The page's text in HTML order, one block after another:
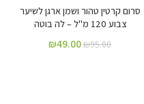
סרום קרטין טהור ושמן ארגן לשיער
צבוע 120 מ"ל – לה בוטה
₪95.00
₪49.00